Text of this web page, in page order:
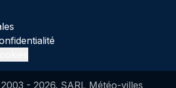
- 2026. SARL Météo-villes